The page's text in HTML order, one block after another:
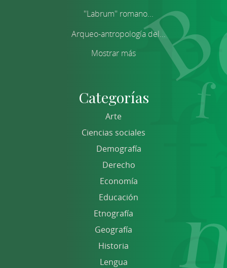
''Labrum'' romano...
Arqueo-antropología del...
Mostrar más
Categorías
Arte
Ciencias sociales
Demografía
Derecho
Economía
Educación
Etnografía
Geografía
Historia
Lengua